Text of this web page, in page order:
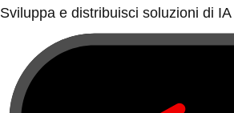
Sviluppa e distribuisci soluzioni di